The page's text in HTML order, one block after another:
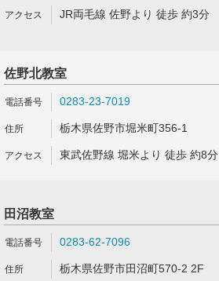
JR両毛線 佐野より 徒歩 約3分
佐野北教室
0283-23-7019
栃木県佐野市堀米町356-1
東武佐野線 堀米より 徒歩 約8分
田沼教室
0283-62-7096
栃木県佐野市田沼町570-2 2F